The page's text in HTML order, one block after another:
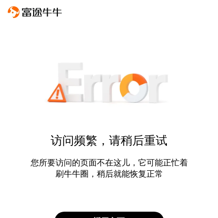
访问频繁，请稍后重试
您所要访问的页面不在这儿，它可能正忙着
刷牛牛圈，稍后就能恢复正常